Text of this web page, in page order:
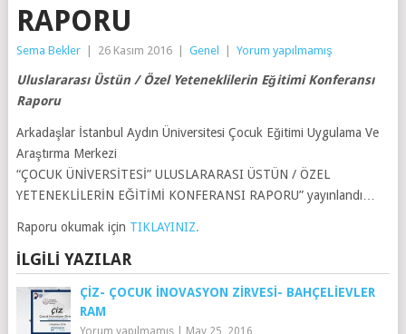
RAPORU
Sema Bekler 26 Kasım 2016 Genel Yorum yapılmamış
Uluslararası Üstün / Özel Yeteneklilerin Eğitimi Konferansı
Raporu
Arkadaşlar İstanbul Aydın Üniversitesi Çocuk Eğitimi Uygulama Ve
Araştırma Merkezi
“ÇOCUK ÜNİVERSİTESİ” ULUSLARARASI ÜSTÜN / ÖZEL
YETENEKLİLERİN EĞİTİMİ KONFERANSI RAPORU” yayınlandı…
Raporu okumak için TIKLAYINIZ.
İLGILI YAZILAR
ÇİZ- ÇOCUK İNOVASYON ZIRVESI- BAHÇELIEVLER
RAM
Yorum yapılmamış| May 25, 2016